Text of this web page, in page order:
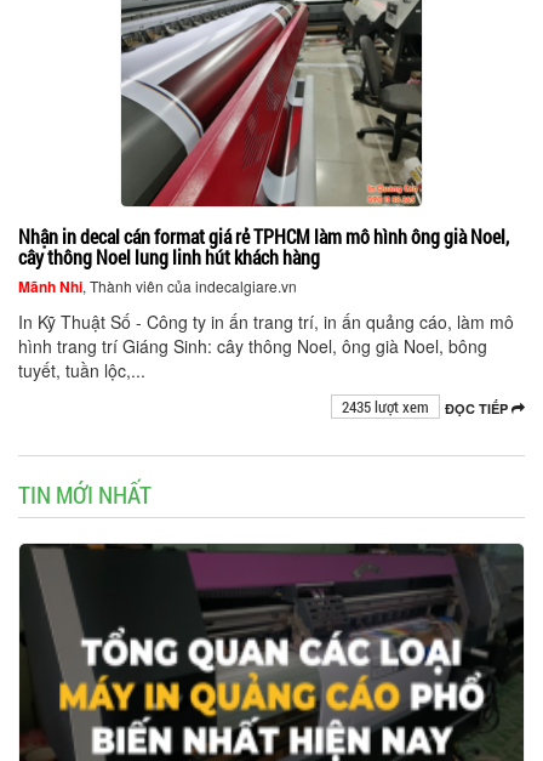
Nhận in decal cán format giá rẻ TPHCM làm mô hình ông già Noel,
cây thông Noel lung linh hút khách hàng
Mãnh Nhi, Thành viên của indecalgiare.vn
In Kỹ Thuật Số - Công ty in ấn trang trí, in ấn quảng cáo, làm mô
hình trang trí Giáng Sinh: cây thông Noel, ông già Noel, bông
tuyết, tuần lộc,...
ĐỌC TIẾP
2435 lượt xem
TIN MỚI NHẤT